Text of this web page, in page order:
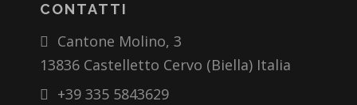
CONTATTI
Cantone Molino, 3
13836 Castelletto Cervo (Biella) Italia
+39 335 5843629